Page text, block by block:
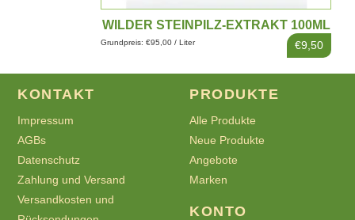
WILDER STEINPILZ-EXTRAKT 100ML
€9,50
Grundpreis: €95,00 / Liter
KONTAKT
Impressum
AGBs
Datenschutz
Zahlung und Versand
Versandkosten und
PRODUKTE
Alle Produkte
Neue Produkte
Angebote
Marken
KONTO